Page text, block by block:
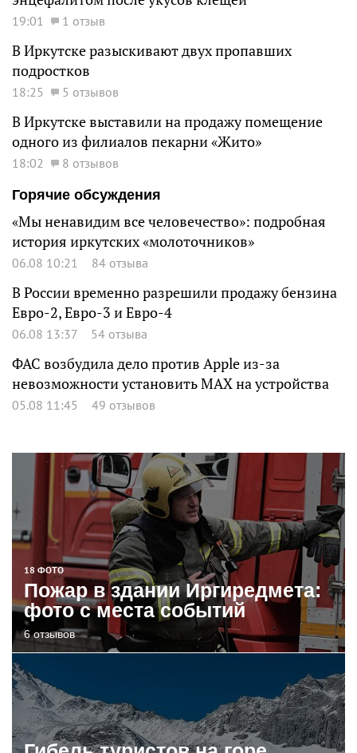
19:01 1 отзыв
В Иркутске разыскивают двух пропавших
подростков
18:25 5 отзывов
В Иркутске выставили на продажу помещение
одного из филиалов пекарни «Жито»
18:02
8 отзывов
Горячие обсуждения
«Мы ненавидим все человечество»: подробная
история иркутских «молоточников»
06.08 10:21 84 отзыва
В России временно разрешили продажу бензина
Евро-2, Евро-3 и Евро-4
06.08 13:37 54 отзыва
ФАС возбудила дело против Apple из-за
невозможности установить MAX на устройства
05.08 11:45 49 отзывов
18 ФОТО
Пожар в здании Иргиредмета:
фото с места событий
6 отзывов